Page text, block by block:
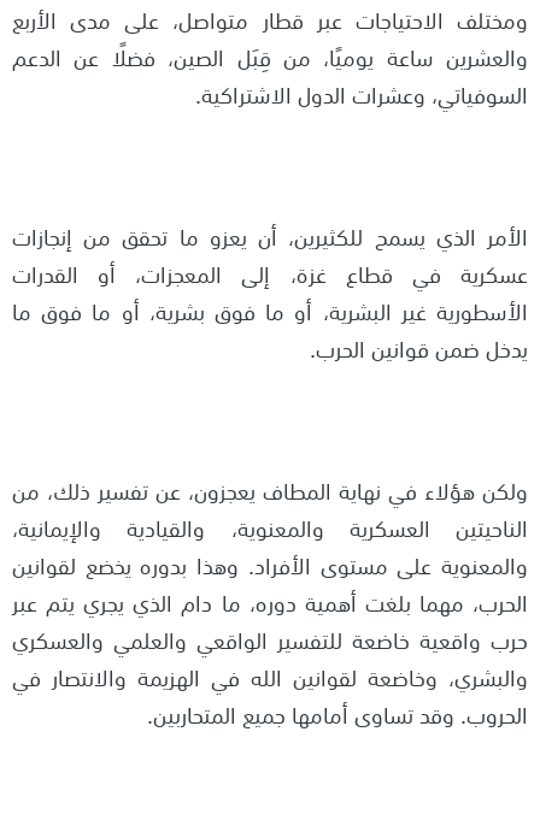
ومختلف الاحتياجات عبر قطار متواصل، على مدى الأربع
والعشرين ساعة يوميًا، من قِبَل الصين، فضلًا عن الدعم
السوفياتي، وعشرات الدول الاشتراكية.
الأمر الذي يسمح للكثيرين، أن يعزو ما تحقق من إنجازات
عسكرية في قطاع غزة، إلى المعجزات، أو القدرات
الأسطورية غير البشرية، أو ما فوق بشرية، أو ما فوق ما
يدخل ضمن قوانين الحرب.
ولكن هؤلاء في نهاية المطاف يعجزون، عن تفسير ذلك، من
الناحيتين العسكرية والمعنوية، والقيادية والإيمانية،
والمعنوية على مستوى الأفراد. وهذا بدوره يخضع لقوانين
الحرب، مهما بلغت أهمية دوره، ما دام الذي يجري يتم عبر
حرب واقعية خاضعة للتفسير الواقعي والعلمي والعسكري
والبشري، وخاضعة لقوانين الله في الهزيمة والانتصار في
الحروب. وقد تساوى أمامها جميع المتحاربين.